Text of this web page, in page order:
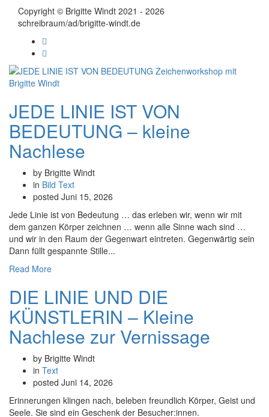
Copyright © Brigitte Windt 2021 - 2026
schreibraum/ad/brigitte-windt.de
JEDE LINIE IST VON
BEDEUTUNG – kleine
Nachlese
by Brigitte Windt
in Bild Text
posted Juni 15, 2026
Jede Linie ist von Bedeutung … das erleben wir, wenn wir mit
dem ganzen Körper zeichnen … wenn alle Sinne wach sind …
und wir in den Raum der Gegenwart eintreten. Gegenwärtig sein
Dann füllt gespannte Stille...
Read More
DIE LINIE UND DIE
KÜNSTLERIN – Kleine
Nachlese zur Vernissage
by Brigitte Windt
in Text
posted Juni 14, 2026
Erinnerungen klingen nach, beleben freundlich Körper, Geist und
Seele. Sie sind ein Geschenk der Besucher:innen.